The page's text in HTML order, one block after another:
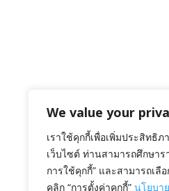
We value your
เราใช้คุกกี้เพื่อเพิ่มประสิทธิ
เว็บไซต์ ท่านสามารถศึกษาร
การใช้คุกกี้” และสามารถเลื
คลิก “การตั้งค่าคุกกี้” นโยบา